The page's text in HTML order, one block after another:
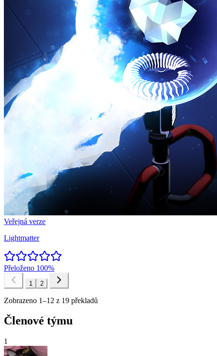
Veřejná verze
Lightmatter
Přeloženo 100%
1 2
Zobrazeno 1–12 z 19 překladů
Členové týmu
1